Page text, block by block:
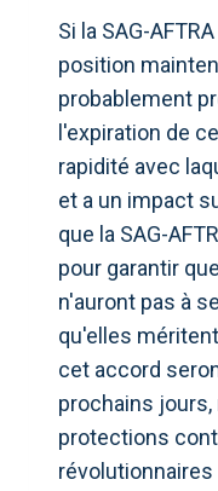
Si la SAG-
position
probablement
l'expiration de
rapidité avec
et a un impact
que la SAG-
pour garantir
n'auront pas à
qu'elles
cet accord
prochains
protections